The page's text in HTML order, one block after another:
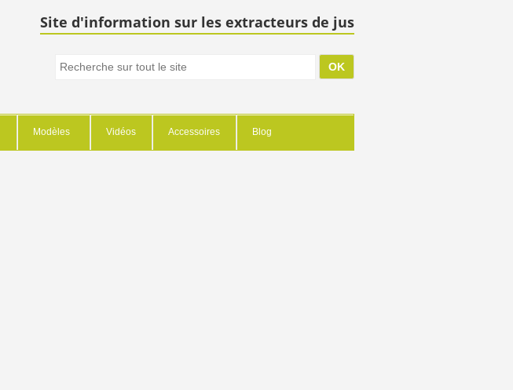
Site d'information sur les extracteurs de jus
Modèles Vidéos Accessoires Blog